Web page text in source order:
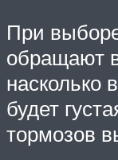
При
обращают
насколько
будет
тормозов